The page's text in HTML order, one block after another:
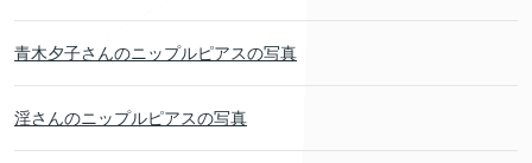
青木夕子さんのニップルピアスの写真
淫さんのニップルピアスの写真